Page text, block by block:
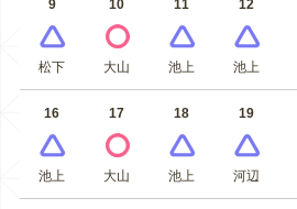
9
松下
10
大山
11
池上
12
池上
16
池上
17
大山
18
池上
19
河辺